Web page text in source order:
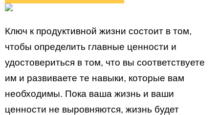
Ключ к продуктивной жизни состоит в том,
чтобы определить главные ценности и
удостовериться в том, что вы соответствуете
им и развиваете те навыки, которые вам
необходимы. Пока ваша жизнь и ваши
ценности не выровняются, жизнь будет